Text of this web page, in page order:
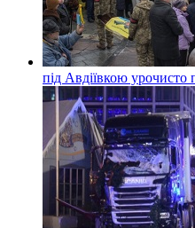
під Авдіївкою